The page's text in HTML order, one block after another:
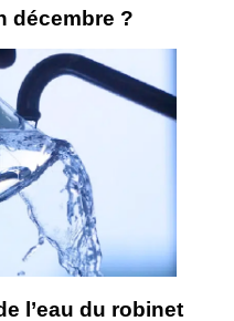
décembre ?
l’eau du robinet